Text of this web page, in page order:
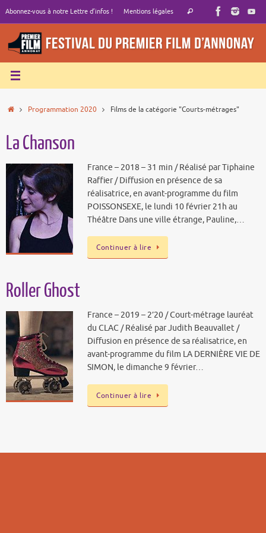
contenu
Abonnez-vous à notre Lettre d’infos ! Mentions légales
Recherche
Rechercher
AccueilProgrammation 2020 Films de la catégorie "Courts-métrages"
La Chanson
France – 2018 – 31 min / Réalisé par Tiphaine
Raffier / Diffusion en présence de sa
réalisatrice, en avant-programme du film
POISSONSEXE, le lundi 10 février 21h au
Théâtre Dans une ville étrange, Pauline,…
Continuer à lire
Roller Ghost
France – 2019 – 2’20 / Court-métrage lauréat
du CLAC / Réalisé par Judith Beauvallet /
Diffusion en présence de sa réalisatrice, en
avant-programme du film LA DERNIÈRE VIE DE
SIMON, le dimanche 9 février…
Continuer à lire